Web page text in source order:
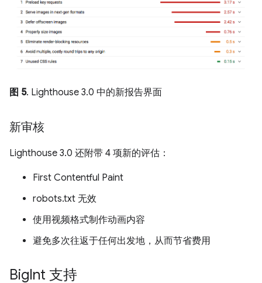
图 5. Lighthouse 3.0 中的新报告界面
新审核
Lighthouse 3.0 还附带 4 项新的评估：
First Contentful Paint
robots.txt 无效
使用视频格式制作动画内容
避免多次往返于任何出发地，从而节省费用
BigInt 支持